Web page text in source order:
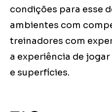
condições para esse
ambientes com
treinadores com
a experiência de
e superfícies.